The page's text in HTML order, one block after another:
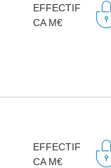
EFFECTIF
CA M€
EFFECTIF
CA M€